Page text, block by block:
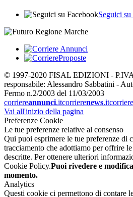
Seguici
© 1997-2020 FISAL EDIZIONI -
responsabile: Alessandro Sabbatini -
Fermo n.2/2003 del 11/03/2003
corriereannunci.itcorrierenews.itcorriere
Vai all'inizio della pagina
Preferenze Cookie
Le tue preferenze relative al consenso
Qui puoi esprimere le tue preferenze di
tracciamento che adottiamo per offrire
descritte. Per ottenere ulteriori
Cookie Policy.Puoi rivedere e
momento.
Analytics
Questi cookie ci permettono di contare